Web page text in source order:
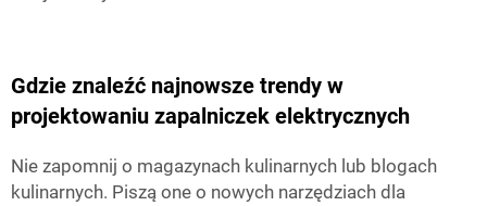
Gdzie znaleźć najnowsze trendy w
projektowaniu zapalniczek elektrycznych
Nie zapomnij o magazynach kulinarnych lub blogach
kulinarnych. Piszą one o nowych narzędziach dla